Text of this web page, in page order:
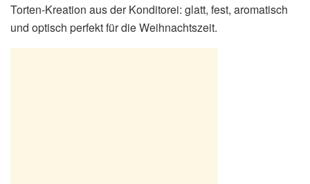
Torten-Kreation aus der Konditorei: glatt, fest, aromatisch
und optisch perfekt für die Weihnachtszeit.